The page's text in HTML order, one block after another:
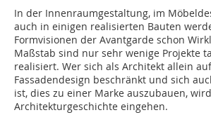
In der Innenraumgestaltung, im
auch in einigen realisierten Bauten
Formvisionen der Avantgarde schon
Maßstab sind nur sehr wenige Projekte
realisiert. Wer sich als Architekt allein
Fassadendesign beschränkt und sich
ist, dies zu einer Marke auszubauen,
Architekturgeschichte eingehen.